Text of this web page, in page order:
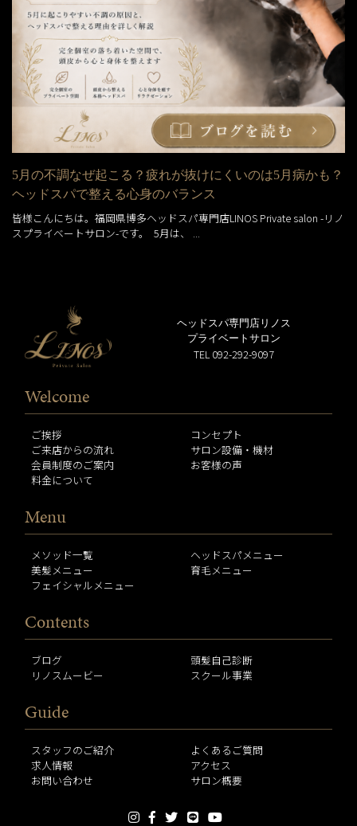
5月の不調なぜ起こる？疲れが抜けにくいのは5月病かも？
ヘッドスパで整える心身のバランス
皆様こんにちは。福岡県博多ヘッドスパ専門店LINOS Private salon -リノ
スプライベートサロン-です。 5月は、 ...
ヘッドスパ専門店リノス
プライベートサロン
TEL 092-292-9097
Welcome
ご挨拶
コンセプト
ご来店からの流れ
サロン設備・機材
会員制度のご案内
お客様の声
料金について
Menu
メソッド一覧
ヘッドスパメニュー
美髪メニュー
育毛メニュー
フェイシャルメニュー
Contents
ブログ
頭髪自己診断
リノスムービー
スクール事業
Guide
スタッフのご紹介
よくあるご質問
求人情報
アクセス
お問い合わせ
サロン概要